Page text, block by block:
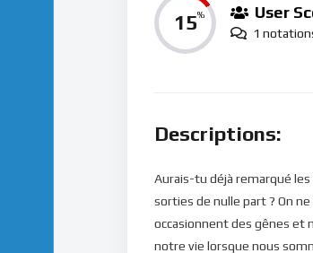
15% User
1
Descriptions:
Aurais-tu déjà remarqué
sorties de nulle part ? On
occasionnent des gênes et
notre vie lorsque nous